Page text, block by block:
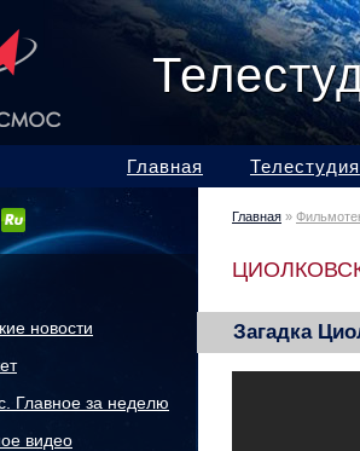
Главная Телестудия
новости
Главное за неделю
видео
Главная »
Загадка